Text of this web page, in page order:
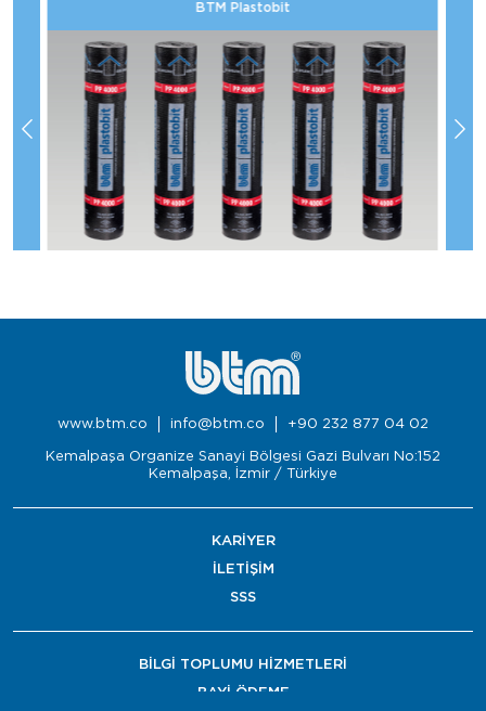
Shingle Havalandırma Bacası
www.btm.co info@btm.co +90 232 877 04 02
Kemalpaşa Organize Sanayi Bölgesi Gazi Bulvarı No:152
Kemalpaşa, İzmir / Türkiye
KARİYER
İLETİŞİM
SSS
BİLGİ TOPLUMU HİZMETLERİ
BAYİ ÖDEME